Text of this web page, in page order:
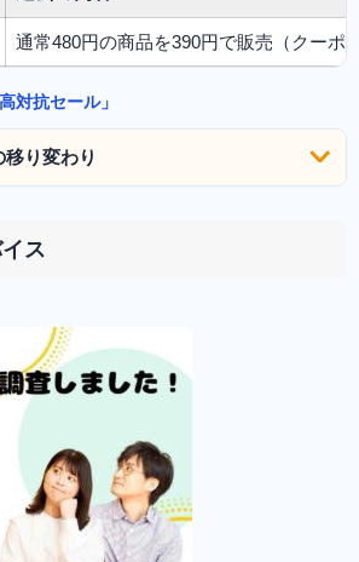
通常480円の商品を390円で販売（クーポ
対抗セール」
り変わり
ス